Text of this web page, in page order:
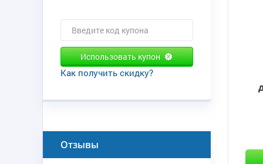
Использовать купон
Как получить скидку?
Отзывы